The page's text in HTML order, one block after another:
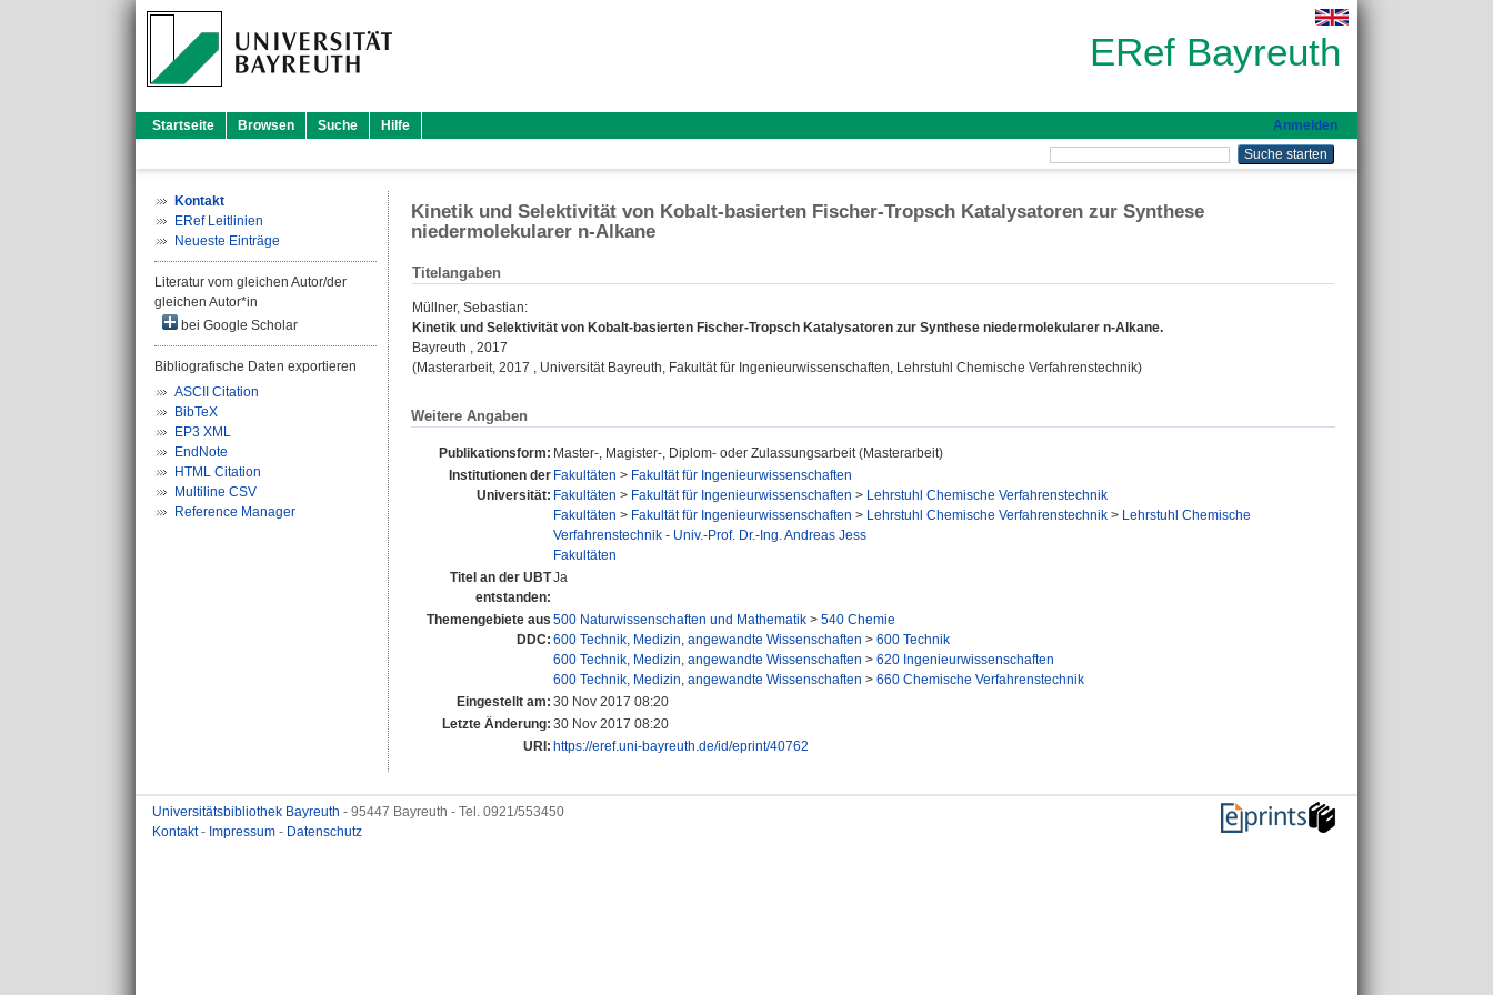
ERef Bayreuth
Startseite Browsen Suche Hilfe Anmelden
Kontakt
ERef Leitlinien
Neueste Einträge
Literatur vom gleichen Autor/der
gleichen Autor*in
bei Google Scholar
Bibliografische Daten exportieren
ASCII Citation
BibTeX
EP3 XML
EndNote
HTML Citation
Multiline CSV
Reference Manager
Kinetik und Selektivität von Kobalt-basierten Fischer-Tropsch Katalysatoren zur Synthese
niedermolekularer n-Alkane
Titelangaben
Müllner, Sebastian:
Kinetik und Selektivität von Kobalt-basierten Fischer-Tropsch Katalysatoren zur Synthese niedermolekularer n-Alkane.
Bayreuth , 2017
(Masterarbeit, 2017 , Universität Bayreuth, Fakultät für Ingenieurwissenschaften, Lehrstuhl Chemische Verfahrenstechnik)
Weitere Angaben
Publikationsform: Master-, Magister-, Diplom- oder Zulassungsarbeit (Masterarbeit)
Institutionen der
Universität:
Fakultäten > Fakultät für Ingenieurwissenschaften
Fakultäten > Fakultät für Ingenieurwissenschaften > Lehrstuhl Chemische Verfahrenstechnik
Fakultäten > Fakultät für Ingenieurwissenschaften > Lehrstuhl Chemische Verfahrenstechnik > Lehrstuhl Chemische
Verfahrenstechnik - Univ.-Prof. Dr.-Ing. Andreas Jess
Fakultäten
Titel an der UBT
entstanden:
Ja
Themengebiete aus
DDC:
500 Naturwissenschaften und Mathematik > 540 Chemie
600 Technik, Medizin, angewandte Wissenschaften > 600 Technik
600 Technik, Medizin, angewandte Wissenschaften > 620 Ingenieurwissenschaften
600 Technik, Medizin, angewandte Wissenschaften > 660 Chemische Verfahrenstechnik
Eingestellt am: 30 Nov 2017 08:20
Letzte Änderung: 30 Nov 2017 08:20
URI: https://eref.uni-bayreuth.de/id/eprint/40762
Universitätsbibliothek Bayreuth - 95447 Bayreuth - Tel. 0921/553450
Kontakt- Impressum - Datenschutz